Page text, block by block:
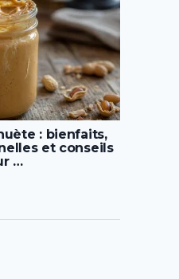
: bienfaits,
et conseils
…